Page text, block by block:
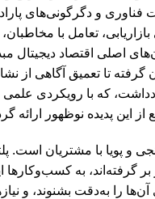
و دگرگونی‌های
تعامل با
اصلی اقتصاد دیجیتال
تا تعمیق آگاهی از
که با رویکردی
این پدیده نوظهور ارائه
و پویا با مشتریان است.
گرفته‌اند، به کسب‌وکارها
را به‌دقت بشنوند، و